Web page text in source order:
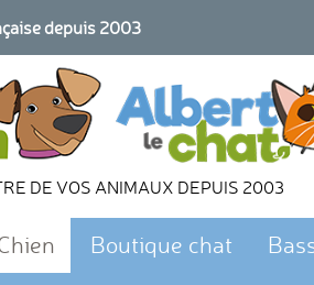
depuis 2003
DE VOS ANIMAUX DEPUIS 2003
Boutique chat